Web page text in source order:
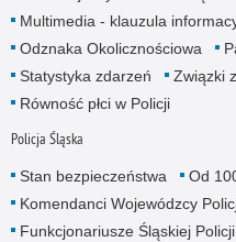
Multimedia - klauzula
Odznaka Okolicznościowa
Statystyka zdarzeń
Związki
Równość płci w Policji
Policja Śląska
Stan bezpieczeństwa
Od
Komendanci Wojewódzcy
Funkcjonariusze Śląskiej